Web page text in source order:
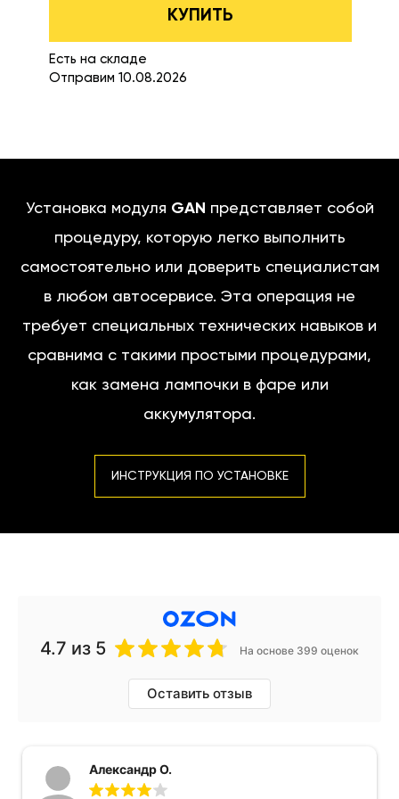
КУПИТЬ
Есть на складе
Отправим 10.08.2026
Установка модуля GAN представляет собой
процедуру, которую легко выполнить
самостоятельно или доверить специалистам
в любом автосервисе. Эта операция не
требует специальных технических навыков и
сравнима с такими простыми процедурами,
как замена лампочки в фаре или
аккумулятора.
ИНСТРУКЦИЯ ПО УСТАНОВКЕ
4.7 из 5 На основе 399 оценок
Оставить отзыв
Александр О.